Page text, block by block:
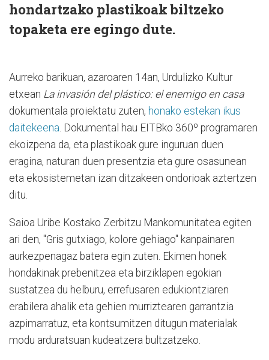
hondartzako plastikoak biltzeko
topaketa ere egingo dute.
Aurreko barikuan, azaroaren 14an, Urdulizko Kultur
etxean La invasión del plástico: el enemigo en casa
dokumentala proiektatu zuten, honako estekan ikus
daitekeena. Dokumental hau EITBko 360º programaren
ekoizpena da, eta plastikoak gure inguruan duen
eragina, naturan duen presentzia eta gure osasunean
eta ekosistemetan izan ditzakeen ondorioak aztertzen
ditu.
Saioa Uribe Kostako Zerbitzu Mankomunitatea egiten
ari den, "Gris gutxiago, kolore gehiago" kanpainaren
aurkezpenagaz batera egin zuten. Ekimen honek
hondakinak prebenitzea eta birziklapen egokian
sustatzea du helburu, errefusaren edukiontziaren
erabilera ahalik eta gehien murriztearen garrantzia
azpimarratuz, eta kontsumitzen ditugun materialak
modu arduratsuan kudeatzera bultzatzeko.